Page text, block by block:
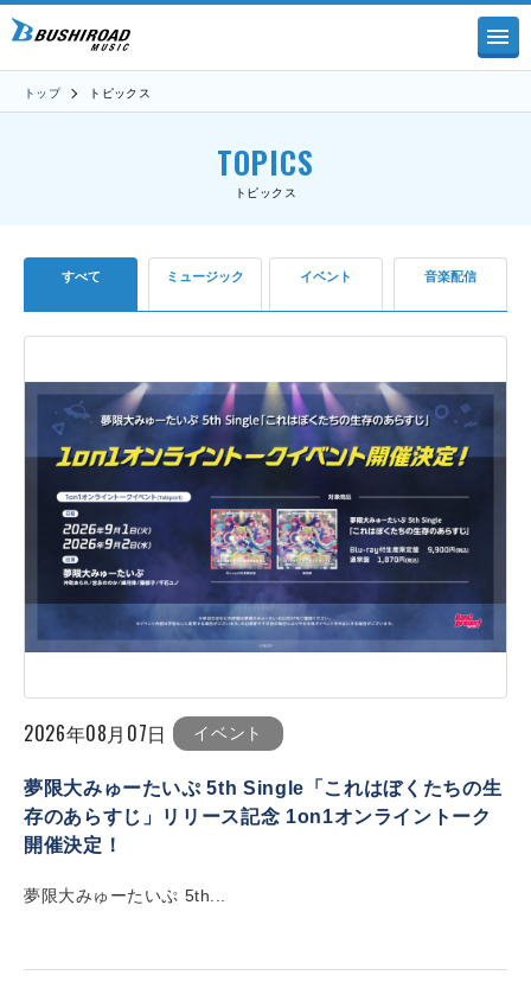
トップ トピックス
TOPICS
トピックス
すべて ミュージック イベント 音楽配信
2026年08月07日 イベント
夢限大みゅーたいぷ 5th Single「これはぼくたちの生
存のあらすじ」リリース記念 1on1オンライントーク
開催決定！
夢限大みゅーたいぷ 5th...